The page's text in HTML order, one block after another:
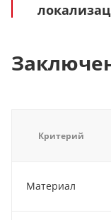
Критерий
Материал